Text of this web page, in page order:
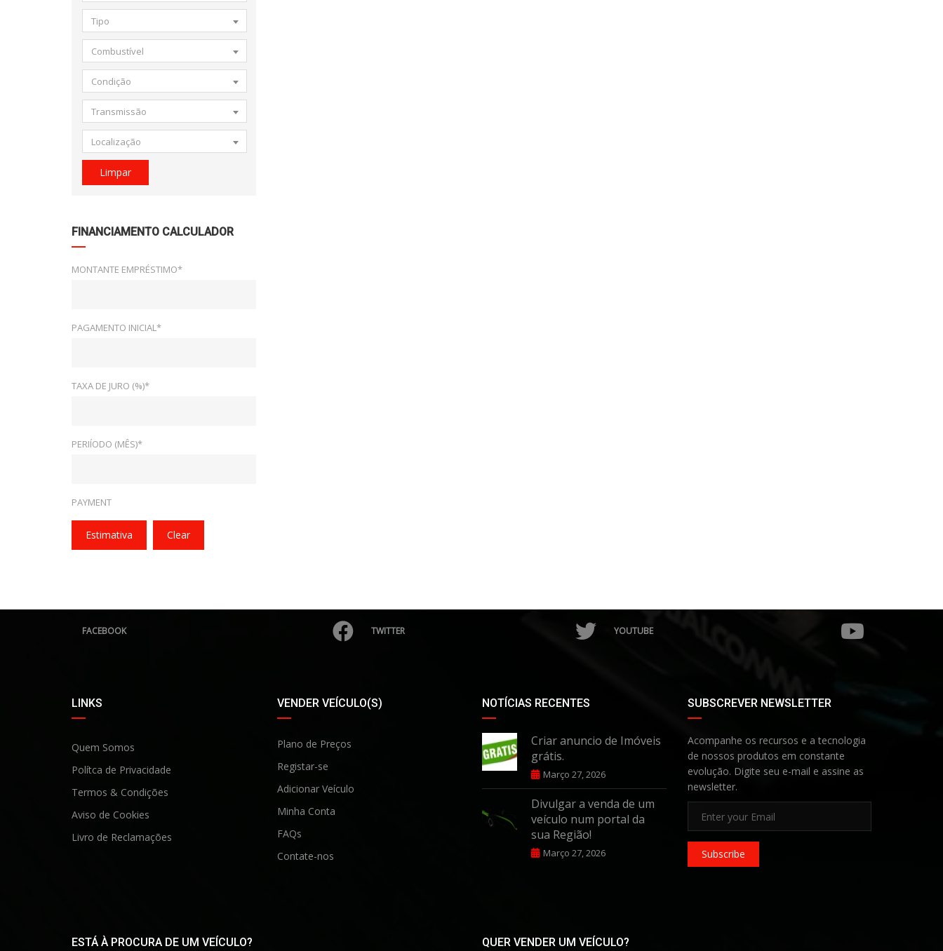
Tipo
Combustível
Condição
Transmissão
Localização
Limpar
FINANCIAMENTO CALCULADOR
MONTANTE EMPRÉSTIMO*
PAGAMENTO INICIAL*
TAXA DE JURO (%)*
PERIÍODO (MÊS)*
PAYMENT
Estimativa Clear
FACEBOOK TWITTER YOUTUBE
LINKS
Quem Somos
Polítca de Privacidade
Termos & Condições
Aviso de Cookies
Livro de Reclamações
VENDER VEÍCULO(S)
Plano de Preços
Registar-se
Adicionar Veículo
Minha Conta
FAQs
Contate-nos
NOTÍCIAS RECENTES
Criar anuncio de Imóveis
grátis.
Março 27, 2026
Divulgar a venda de um
veículo num portal da
sua Região!
Março 27, 2026
SUBSCREVER NEWSLETTER
Acompanhe os recursos e a tecnologia
de nossos produtos em constante
evolução. Digite seu e-mail e assine as
newsletter.
Subscribe
ESTÁ À PROCURA DE UM VEÍCULO? QUER VENDER UM VEÍCULO?